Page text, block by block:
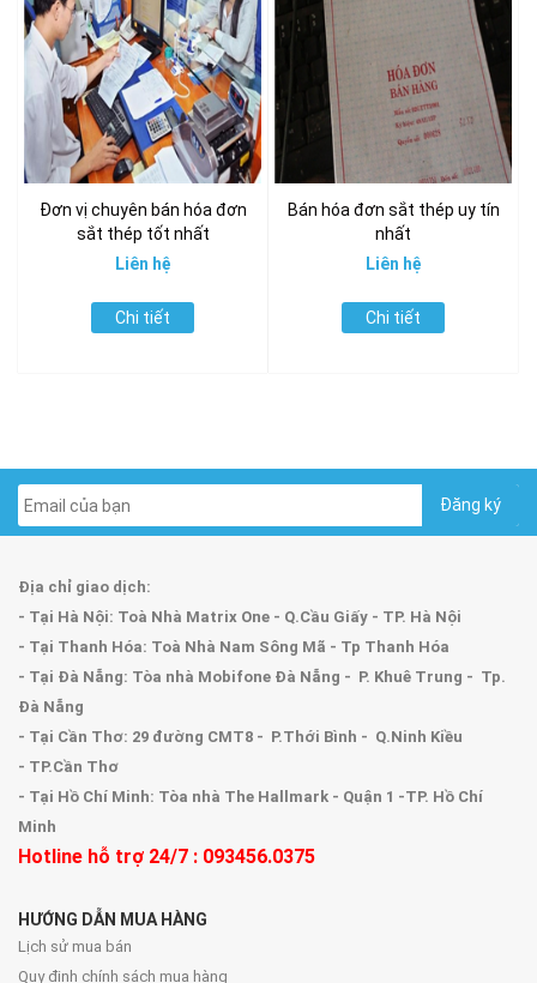
Đơn vị chuyên bán hóa đơn
sắt thép tốt nhất
Liên hệ
Chi tiết
Bán hóa đơn sắt thép uy tín
nhất
Liên hệ
Chi tiết
Địa chỉ giao dịch:
- Tại Hà Nội: Toà Nhà Matrix One - Q.Cầu Giấy - TP. Hà Nội
- Tại Thanh Hóa: Toà Nhà Nam Sông Mã - Tp Thanh Hóa
- Tại Đà Nẵng: Tòa nhà Mobifone Đà Nẵng - P. Khuê Trung - Tp.
Đà Nẵng
- Tại Cần Thơ: 29 đường CMT8 - P.Thới Bình - Q.Ninh Kiều
- TP.Cần Thơ
- Tại Hồ Chí Minh: Tòa nhà The Hallmark - Quận 1 -TP. Hồ Chí
Minh
Hotline hỗ trợ 24/7 : 093456.0375
HƯỚNG DẪN MUA HÀNG
Lịch sử mua bán
Quy định chính sách mua hàng